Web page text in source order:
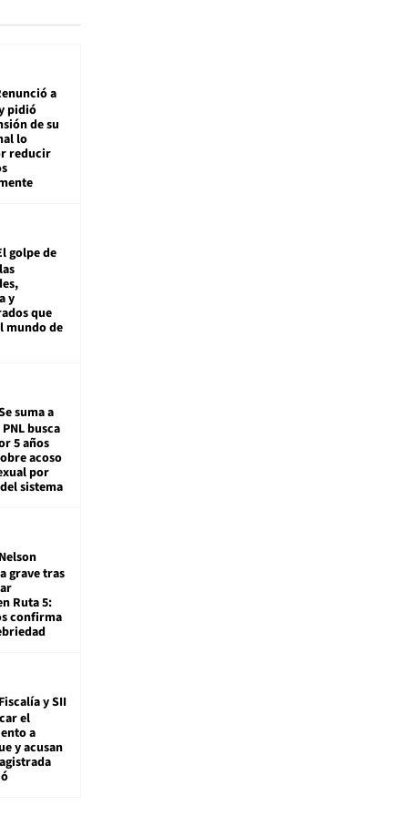
a
pidió
de su
lo
reducir
golpe de
y
que
mundo de
suma a
busca
5 años
acoso
por
sistema
Nelson
grave tras
Ruta 5:
confirma
Fiscalía y SII
el
a
y acusan